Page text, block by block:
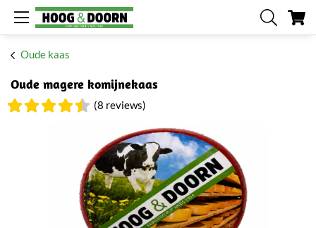
Oude kaas
Oude magere komijnekaas
(8 reviews)